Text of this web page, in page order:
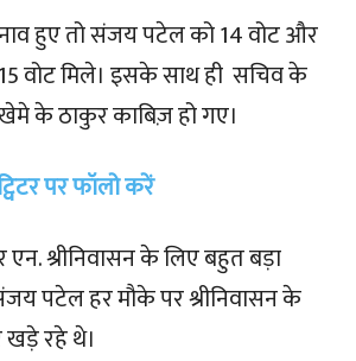
हुए तो संजय पटेल को 14 वोट और
वोट मिले। इसके साथ ही सचिव के
के ठाकुर काबिज़ हो गए।
पर फॉलो करें
श्रीनिवासन के लिए बहुत बड़ा
पटेल हर मौके पर श्रीनिवासन के
खड़े रहे थे।